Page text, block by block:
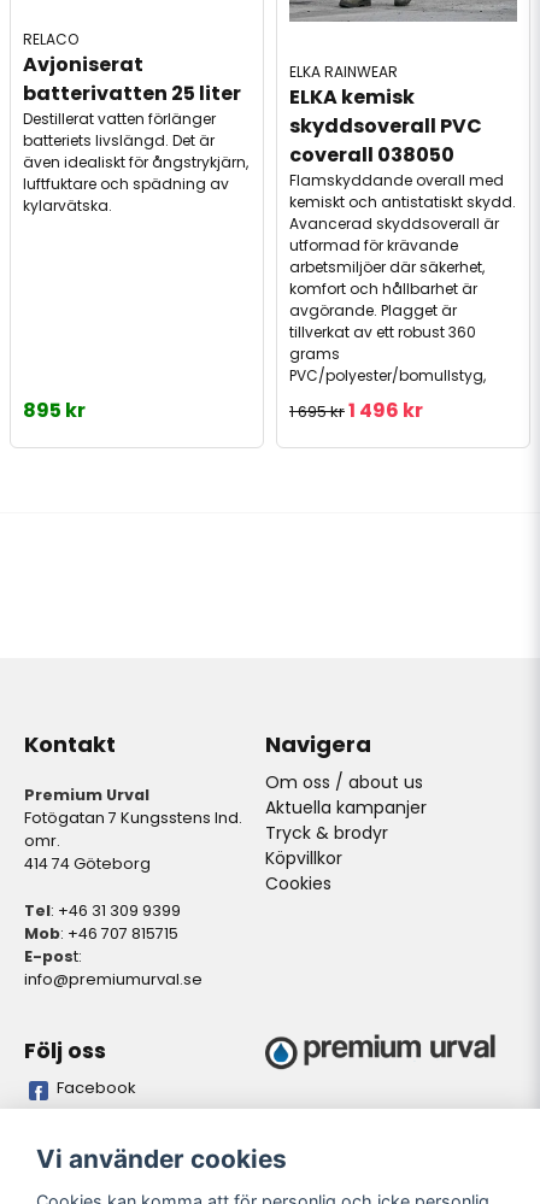
RELACO
Avjoniserat
batterivatten 25 liter
Destillerat vatten förlänger
batteriets livslängd. Det är
även idealiskt för ångstrykjärn,
luftfuktare och spädning av
kylarvätska.
895 kr
ELKA RAINWEAR
ELKA kemisk
skyddsoverall PVC
coverall 038050
Flamskyddande overall med
kemiskt och antistatiskt skydd.
Avancerad skyddsoverall är
utformad för krävande
arbetsmiljöer där säkerhet,
komfort och hållbarhet är
avgörande. Plagget är
tillverkat av ett robust 360
grams
PVC/polyester/bomullstyg,
1 695 kr1 496 kr
Kontakt
Premium Urval
Fotögatan 7 Kungsstens Ind.
omr.
414 74 Göteborg
Tel: +46 31 309 9399
Mob: +46 707 815715
E-post:
info@premiumurval.se
Navigera
Om oss / about us
Aktuella kampanjer
Tryck & brodyr
Köpvillkor
Cookies
Följ oss
Facebook
Bankgiro
5837-9371 528641-4
Vi använder cookies